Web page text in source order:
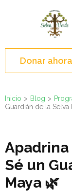
(presione
Entrar)Donar ahora
Inicio > Blog >
Guardián de la Selva
Apadrina
Sé un
Maya 🌿